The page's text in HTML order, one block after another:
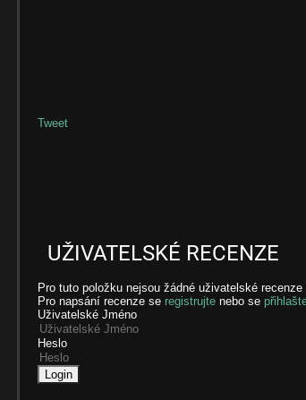
Tweet
UŽIVATELSKÉ RECENZE
Pro tuto položku nejsou žádné uživatelské recenze
Pro napsání recenze se registrujte nebo se
Uživatelské Jméno
Heslo
Login